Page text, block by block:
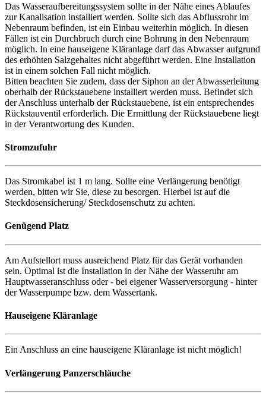
Das Wasseraufbereitungssystem sollte in der Nähe eines Ablaufes
zur Kanalisation installiert werden. Sollte sich das Abflussrohr im
Nebenraum befinden, ist ein Einbau weiterhin möglich. In diesen
Fällen ist ein Durchbruch durch eine Bohrung in den Nebenraum
möglich. In eine hauseigene Kläranlage darf das Abwasser aufgrund
des erhöhten Salzgehaltes nicht abgeführt werden. Eine Installation
ist in einem solchen Fall nicht möglich.
Bitten beachten Sie zudem, dass der Siphon an der Abwasserleitung
oberhalb der Rückstauebene installiert werden muss. Befindet sich
der Anschluss unterhalb der Rückstauebene, ist ein entsprechendes
Rückstauventil erforderlich. Die Ermittlung der Rückstauebene liegt
in der Verantwortung des Kunden.
Stromzufuhr
Das Stromkabel ist 1 m lang. Sollte eine Verlängerung benötigt
werden, bitten wir Sie, diese zu besorgen. Hierbei ist auf die
Steckdosensicherung/ Steckdosenschutz zu achten.
Genügend Platz
Am Aufstellort muss ausreichend Platz für das Gerät vorhanden
sein. Optimal ist die Installation in der Nähe der Wasseruhr am
Hauptwasseranschluss oder - bei eigener Wasserversorgung - hinter
der Wasserpumpe bzw. dem Wassertank.
Hauseigene Kläranlage
Ein Anschluss an eine hauseigene Kläranlage ist nicht möglich!
Verlängerung Panzerschläuche